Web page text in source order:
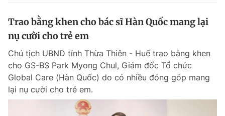
Trao bằng khen cho bác sĩ Hàn Quốc mang lại
nụ cười cho trẻ em
Chủ tịch UBND tỉnh Thừa Thiên - Huế trao bằng khen
cho GS-BS Park Myong Chul, Giám đốc Tổ chức
Global Care (Hàn Quốc) do có nhiều đóng góp mang
lại nụ cười cho trẻ em.